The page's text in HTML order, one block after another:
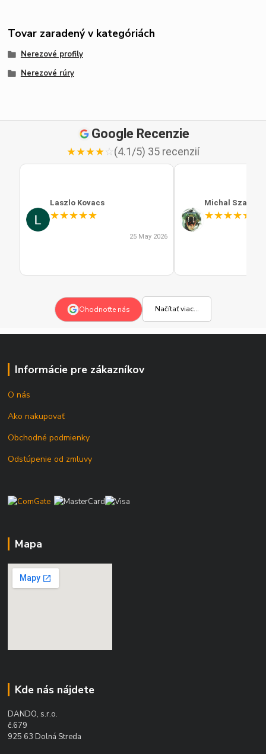
Tovar zaradený v kategóriách
Nerezové profily
Nerezové rúry
Google Recenzie
★★★★☆(4.1/5) 35 recenzií
Laszlo Kovacs
★★★★★
25 May 2026
Michal Szabo
★★★★★
Ohodnoťte nás Načítať viac...
Informácie pre zákazníkov
O nás
Ako nakupovať
Obchodné podmienky
Odstúpenie od zmluvy
Mapa
Kde nás nájdete
DANDO, s.r.o.
č.679
925 63 Dolná Streda